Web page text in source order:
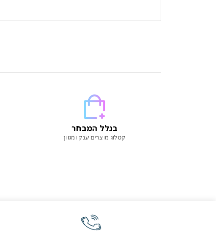
בגלל המבחר
קטלוג מוצרים ענק ומגוון